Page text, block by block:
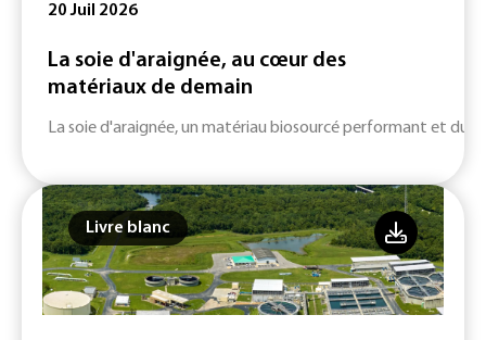
20 Juil 2026
La soie d'araignée, au cœur des
matériaux de demain
La soie d'araignée, un matériau biosourcé performant et
Livre blanc